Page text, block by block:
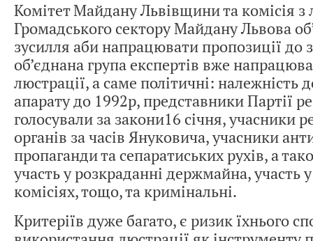
Комітет Майдану Львівщини та комісія з
Громадського сектору Майдану Львова
зусилля аби напрацювати пропозиції до
об’єднана група експертів вже
люстрації, а саме політичні: належність
апарату до 1992р, представники Партії
голосували за закони16 січня, учасники
органів за часів Януковича, учасники
пропаганди та сепаратиських рухів, а
участь у розкраданні держмайна, участь
комісіях, тощо, та кримінальні.
Критеріїв дуже багато, є ризик їхнього